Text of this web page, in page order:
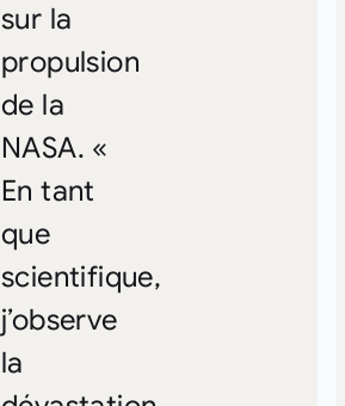
sur la
propulsion
de la
NASA. «
En tant
que
scientifique,
j’observe
la